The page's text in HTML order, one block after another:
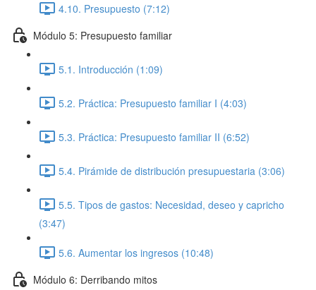
4.10. Presupuesto (7:12)
Módulo 5: Presupuesto familiar
5.1. Introducción (1:09)
5.2. Práctica: Presupuesto familiar I (4:03)
5.3. Práctica: Presupuesto familiar II (6:52)
5.4. Pirámide de distribución presupuestaria (3:06)
5.5. Tipos de gastos: Necesidad, deseo y capricho
(3:47)
5.6. Aumentar los ingresos (10:48)
Módulo 6: Derribando mitos